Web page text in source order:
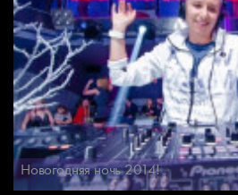
Новогодняя ночь 2014!